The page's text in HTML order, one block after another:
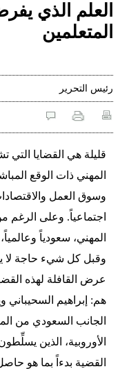
العلم الذي
المتعلمين
رئيس التحرير
قليلة هي القضايا التي
المهني ذات الوقع
وسوق العمل
اجتماعياً. وعلى
المهني، سعودياً
وقبل كل شيء حاجة لا
عرض القافلة لهذه
هم: إبراهيم
الجانب السعودي من
الأوروبية، الذين
القضية بدءاً بما هو